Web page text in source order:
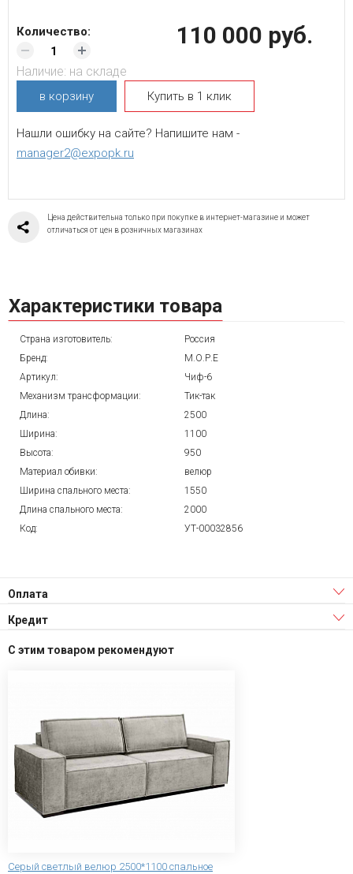
110 000 руб.
Количество:
Наличие: на складе
в корзину Купить в 1 клик
Нашли ошибку на сайте? Напишите нам -
manager2@expopk.ru
Цена действительна только при покупке в интернет-магазине и может
отличаться от цен в розничных магазинах
Характеристики товара
Страна изготовитель:
Россия
Бренд:
М.О.Р.Е
Артикул:
Чиф-6
Механизм трансформации:
Тик-так
Длина:
2500
Ширина:
1100
Высота:
950
Материал обивки:
велюр
Ширина спального места:
1550
Длина спального места:
2000
Код:
УТ-00032856
Оплата
Кредит
С этим товаром рекомендуют
Серый светлый велюр 2500*1100 спальное